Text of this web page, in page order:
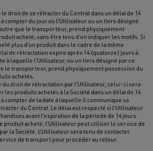
le droit de se rétracter du Contrat dans un délai de 14
compter du jour où l’Utilisateur ou un tiers désigné
que le transporteur, prend physiquement
acheté, sans être tenu d’en indiquer les motifs. Si
plus d’un produit dans le cadre de la même
de rétractation expire après 14 (quatorze) jours à
à laquelle l’Utilisateur, ou un tiers désigné par ce
le transporteur, prend physiquement possession du
achetés.
du droit de rétractation par l’Utilisateur, celui-ci sera
les produits achetés à la Société dans un délai de 14
compter de la date à laquelle il communique sa
du Contrat. Le délai est respecté si l’Utilisateur
avant l’expiration de la période de 14 jours.
produit acheté, l’Utilisateur peut utiliser le service de
la Société. L’Utilisateur sera tenu de contacter
de transport pour procéder au retour.